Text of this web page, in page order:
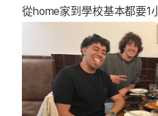
從home家到學校基本都要1